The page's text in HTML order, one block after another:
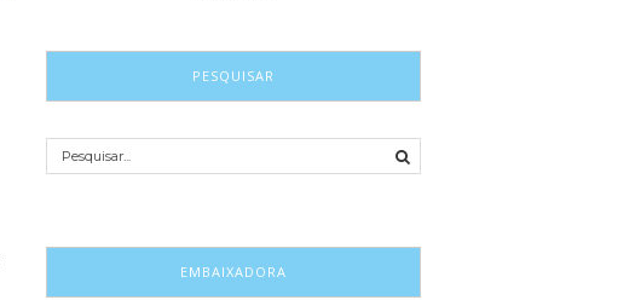
PESQUISAR
EMBAIXADORA